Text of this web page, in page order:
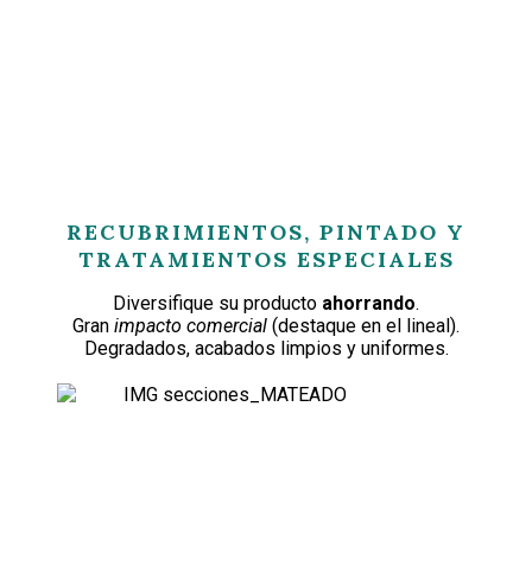
RECUBRIMIENTOS, PINTADO Y
TRATAMIENTOS ESPECIALES
Diversifique su producto ahorrando.
Gran impacto comercial (destaque en el lineal).
Degradados, acabados limpios y uniformes.